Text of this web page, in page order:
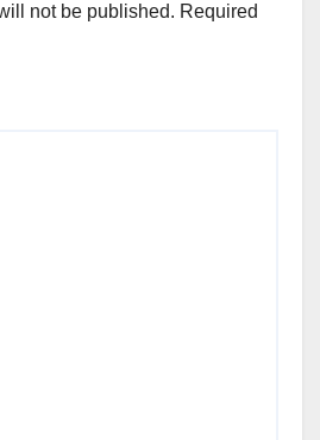
not be published. Required